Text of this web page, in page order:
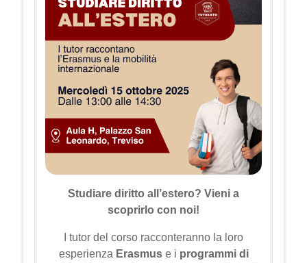
Studiare diritto all’estero? Vieni a
scoprirlo con noi!
I tutor del corso racconteranno la loro
esperienza Erasmuse i programmi di